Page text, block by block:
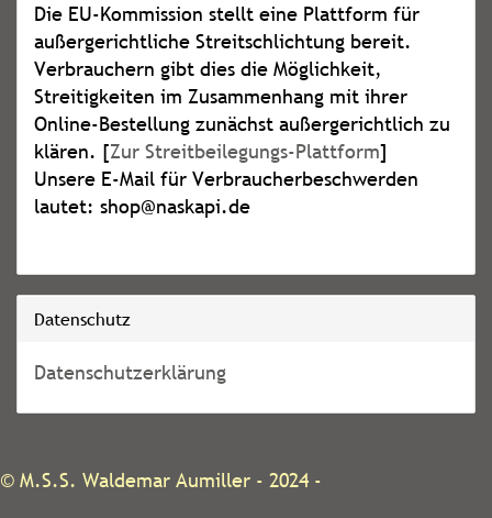
Die EU-Kommission stellt eine Plattform für
außergerichtliche Streitschlichtung bereit.
Verbrauchern gibt dies die Möglichkeit,
Streitigkeiten im Zusammenhang mit ihrer
Online-Bestellung zunächst außergerichtlich zu
klären. [Zur Streitbeilegungs-Plattform]
Unsere E-Mail für Verbraucherbeschwerden
lautet: shop@naskapi.de
Datenschutz
Datenschutzerklärung
© M.S.S. Waldemar Aumiller - 2024 -